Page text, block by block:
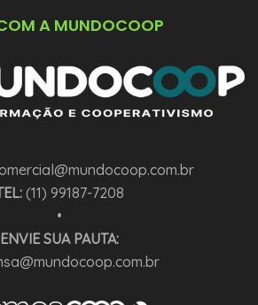
A MUNDOCOOP
(11) 99187-7208
•
ENVIE SUA PAUTA: